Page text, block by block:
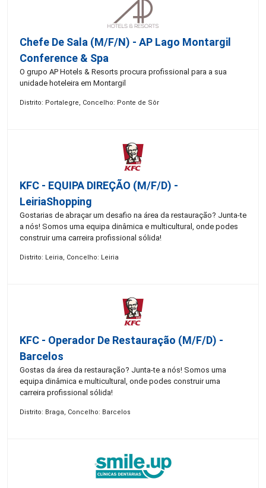
Chefe De Sala (M/F/N) - AP Lago Montargil
Conference & Spa
O grupo AP Hotels & Resorts procura profissional para a sua
unidade hoteleira em Montargil
Distrito: Portalegre, Concelho: Ponte de Sôr
KFC - EQUIPA DIREÇÃO (m/f/d) -
LeiriaShopping
Gostarias de abraçar um desafio na área da restauração? Junta-te
a nós! Somos uma equipa dinâmica e multicultural, onde podes
construir uma carreira profissional sólida!
Distrito: Leiria, Concelho: Leiria
KFC - Operador De Restauração (m/f/d) -
Barcelos
Gostas da área da restauração? Junta-te a nós! Somos uma
equipa dinâmica e multicultural, onde podes construir uma
carreira profissional sólida!
Distrito: Braga, Concelho: Barcelos